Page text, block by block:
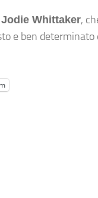
Jodie Whittaker,
e ben